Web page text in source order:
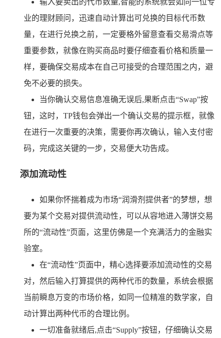
输入要卖出的代币数量,智能的系统就会如同一位专
业的理财顾问，迅速自动计算出可兑换的目标代币数
量，在进行兑换之前，一定要格外留意查看交易滑点等
重要参数，就像在购买商品时要仔细查看价格和质量一
样，要确保交易成本在自己可接受的合理范围之内，避
免不必要的损失。
当你确认交易信息准确无误后,果断点击“Swap”按
钮，这时，TP钱包会弹出一个确认交易的提示框，就像
在进行一次重要的决策，需要你再次确认，输入支付密
码，完成这关键的一步，交易便大功告成。
添加流动性
如果你怀揣着成为市场“润滑剂提供者”的梦想，想
要为某个交易对提供流动性，可以从容地进入薄饼交易
所的“流动性”页面，这里仿佛是一个充满活力的金融实
验室。
在“流动性”页面中，精心选择要添加流动性的交易
对，然后输入打算提供的两种代币的数量，系统会根据
当前瞬息万变的市场价格，如同一位精准的数学家，自
动计算出两种代币的合理比例。
一切准备就绪后,点击“Supply”按钮，仔细确认交易